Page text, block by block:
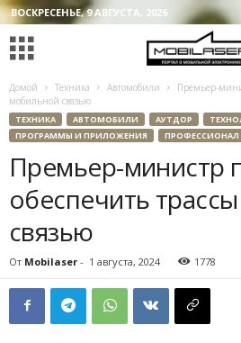
ВОСКРЕСЕНЬЕ, 9 АВГУСТА, 2026
Домой Техника Автомобили
Премьер-
мобильной связью
ТЕХНИКА АВТОМОБИЛИ АУТДОР
ПРОГРАММЫ И ПРИЛОЖЕНИЯ
ПРОФЕССИОНАЛ
Премьер-министр
обеспечить
связью
От Mobilaser - 1 августа, 2024 1778